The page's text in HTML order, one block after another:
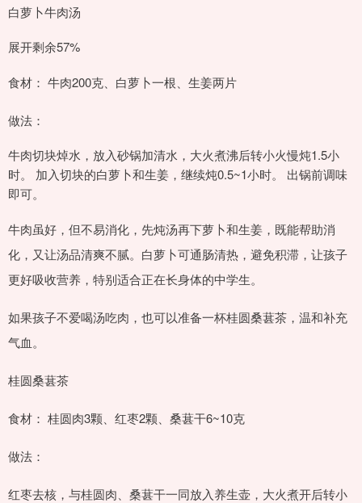
白萝卜牛肉汤
展开剩余57%
食材： 牛肉200克、白萝卜一根、生姜两片
做法：
牛肉切块焯水，放入砂锅加清水，大火煮沸后转小火慢炖1.5小
时。 加入切块的白萝卜和生姜，继续炖0.5~1小时。 出锅前调味
即可。
牛肉虽好，但不易消化，先炖汤再下萝卜和生姜，既能帮助消
化，又让汤品清爽不腻。白萝卜可通肠清热，避免积滞，让孩子
更好吸收营养，特别适合正在长身体的中学生。
如果孩子不爱喝汤吃肉，也可以准备一杯桂圆桑葚茶，温和补充
气血。
桂圆桑葚茶
食材： 桂圆肉3颗、红枣2颗、桑葚干6~10克
做法：
红枣去核，与桂圆肉、桑葚干一同放入养生壶，大火煮开后转小